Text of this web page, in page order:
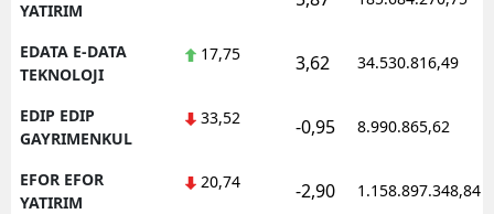
YATIRIM
EDATA E-DATA
TEKNOLOJI
17,75 3,62 34.530.816,49
EDIP EDIP
GAYRIMENKUL
33,52 -0,95 8.990.865,62
EFOR EFOR
YATIRIM
20,74 -2,90 1.158.897.348,84